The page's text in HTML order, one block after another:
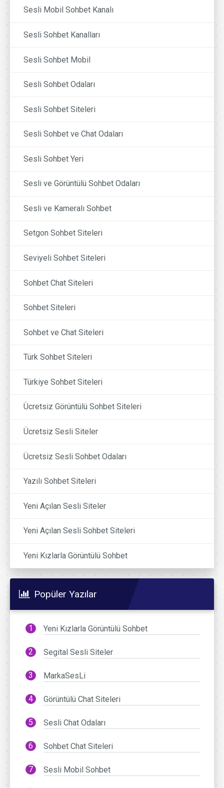
Sesli Mobil Sohbet Kanalı
Sesli Sohbet Kanalları
Sesli Sohbet Mobil
Sesli Sohbet Odaları
Sesli Sohbet Siteleri
Sesli Sohbet ve Chat Odaları
Sesli Sohbet Yeri
Sesli ve Görüntülü Sohbet Odaları
Sesli ve Kameralı Sohbet
Setgon Sohbet Siteleri
Seviyeli Sohbet Siteleri
Sohbet Chat Siteleri
Sohbet Siteleri
Sohbet ve Chat Siteleri
Türk Sohbet Siteleri
Türkiye Sohbet Siteleri
Ücretsiz Görüntülü Sohbet Siteleri
Ücretsiz Sesli Siteler
Ücretsiz Sesli Sohbet Odaları
Yazılı Sohbet Siteleri
Yeni Açılan Sesli Siteler
Yeni Açılan Sesli Sohbet Siteleri
Yeni Kızlarla Görüntülü Sohbet
Popüler Yazılar
Yeni Kızlarla Görüntülü Sohbet
Segital Sesli Siteler
MarkaSesLi
Görüntülü Chat Siteleri
Sesli Chat Odaları
Sohbet Chat Siteleri
Sesli Mobil Sohbet